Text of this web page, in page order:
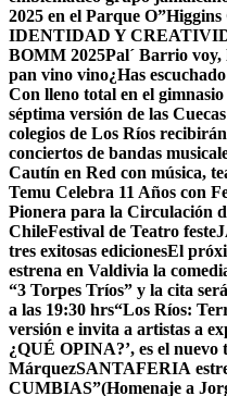
2025 en el Parque O”Higgins
IDENTIDAD Y
BOMM 2025Pal´ Barrio voy,
pan vino vino¿Has
Con lleno total en el
séptima versión de las
colegios de Los Ríos
conciertos de bandas
Cautín en Red con música,
Temu Celebra 11 Años con
Pionera para la Circulación
ChileFestival de Teatro
tres exitosas edicionesEl
estrena en Valdivia la
“3 Torpes Tríos” y la cita
a las 19:30 hrs“Los Ríos:
versión e invita a artistas a
¿QUÉ OPINA?’, es el
MárquezSANTAFERIA
CUMBIAS”(Homenaje a